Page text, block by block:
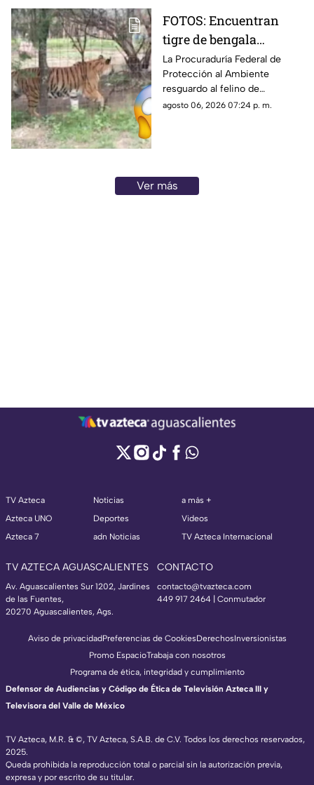
FOTOS: Encuentran
tigre de bengala
durante operativo en
Zacatecas ¿Era de un
líder criminal?
La Procuraduría Federal de
Protección al Ambiente
resguardo al felino de
aproximadamente dos años de
agosto 06, 2026 07:24 p. m.
Ver más
TV Azteca
Azteca UNO
Azteca 7
Noticias
Deportes
adn Noticias
a más +
Videos
TV Azteca Internacional
TV AZTECA AGUASCALIENTES
Av. Aguascalientes Sur 1202, Jardines
de las Fuentes,
20270 Aguascalientes, Ags.
CONTACTO
contacto@tvazteca.com
449 917 2464 | Conmutador
TV Azteca, M.R. & ©, TV Azteca, S.A.B. de C.V. Todos los derechos reservados,
2025.
Queda prohibida la reproducción total o parcial sin la autorización previa,
expresa y por escrito de su titular.
Aviso de privacidadPreferencias de CookiesDerechosInversionistas
Promo EspacioTrabaja con nosotros
Programa de ética, integridad y cumplimiento
Defensor de Audiencias y Código de Ética de Televisión Azteca III y
Televisora del Valle de México